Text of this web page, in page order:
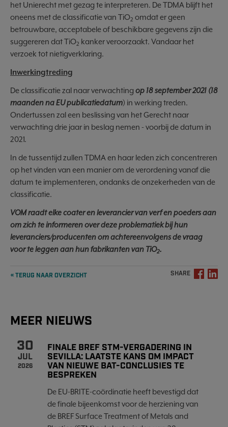
het Unierecht met gezag te interpreteren. De TDMA blijft het
oneens met de classificatie van TiO2 omdat er geen
betrouwbare, acceptabele of beschikbare gegevens zijn die
suggereren dat TiO2 kanker veroorzaakt. Vandaar het
verzoek tot nietigverklaring.
Inwerkingtreding
De classificatie zal naar verwachting op 18 september 2021 (18
maanden na EU publicatiedatum) in werking treden.
Ondertussen zal een beslissing van het Gerecht naar
verwachting drie jaar in beslag nemen - voorbij de datum in
2021.
In de tussentijd zullen TDMA en haar leden zich concentreren
op het vinden van een manier om de verordening vanaf die
datum te implementeren, ondanks de onzekerheden van de
classificatie.
VOM raadt elke coater en leverancier van verf en poeders aan
om zich te informeren over deze problematiek bij hun
leveranciers/producenten om achtereenvolgens de vraag
voor te leggen aan hun fabrikanten van TiO2.
« TERUG NAAR OVERZICHT SHARE
MEER NIEUWS
30
JUL
2026
FINALE BREF STM-VERGADERING IN
SEVILLA: LAATSTE KANS OM IMPACT
VAN NIEUWE BAT-CONCLUSIES TE
BESPREKEN
De EU-BRITE-coördinatie heeft bevestigd dat
de finale bijeenkomst voor de herziening van
de BREF Surface Treatment of Metals and